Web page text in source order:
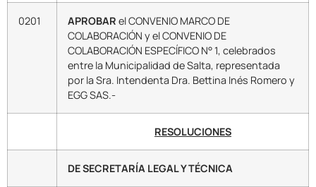
0201 APROBAR el CONVENIO MARCO DE
COLABORACIÓN y el CONVENIO DE
COLABORACIÓN ESPECÍFICO N° 1, celebrados
entre la Municipalidad de Salta, representada
por la Sra. Intendenta Dra. Bettina Inés Romero y
EGG SAS.-
RESOLUCIONES
DE SECRETARÍA LEGAL Y TÉCNICA